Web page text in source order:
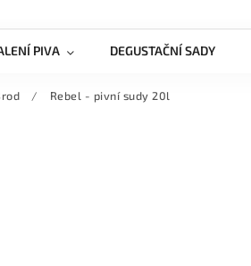
PIVA DEGUSTAČNÍ SADY
/ Rebel - pivní sudy 20l